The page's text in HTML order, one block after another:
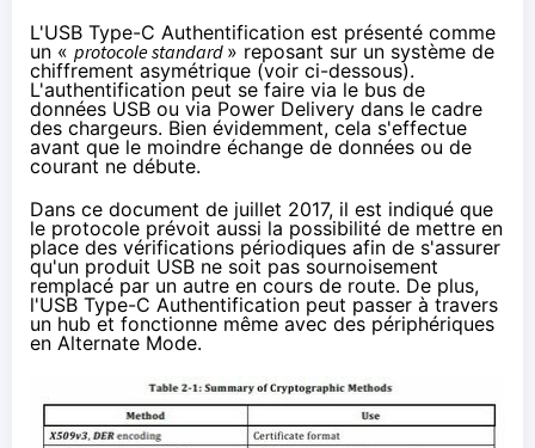
L'USB Type-C Authentification est présenté comme
un « protocole standard » reposant sur un système de
chiffrement asymétrique (voir ci-dessous).
L'authentification peut se faire via le bus de
données USB ou via Power Delivery dans le cadre
des chargeurs. Bien évidemment, cela s'effectue
avant que le moindre échange de données ou de
courant ne débute.
Dans ce document de juillet 2017, il est indiqué que
le protocole prévoit aussi la possibilité de mettre en
place des vérifications périodiques afin de s'assurer
qu'un produit USB ne soit pas sournoisement
remplacé par un autre en cours de route. De plus,
l'USB Type-C Authentification peut passer à travers
un hub et fonctionne même avec des périphériques
en Alternate Mode.